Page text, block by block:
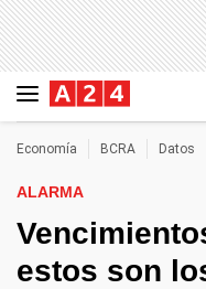
Economía BCRA Datos
ALARMA
estos son